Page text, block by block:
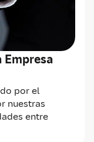
por el
nuestras
entre